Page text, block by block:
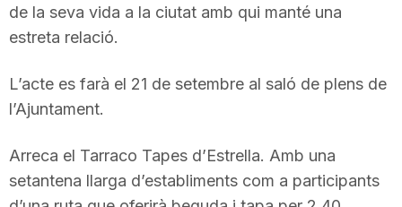
de la seva vida a la ciutat amb qui manté una
estreta relació.
L’acte es farà el 21 de setembre al saló de plens de
l’Ajuntament.
Arreca el Tarraco Tapes d’Estrella. Amb una
setantena llarga d’establiments com a participants